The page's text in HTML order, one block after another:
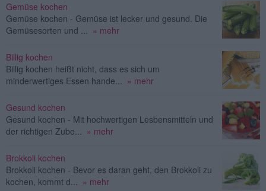
Gemüse kochen
Gemüse kochen - Gemüse ist lecker und gesund. Die
Gemüsesorten und ... » mehr
Billig kochen
Billig kochen heißt nicht, dass es sich um
minderwertiges Essen hande... » mehr
Gesund kochen
Gesund kochen - Mit hochwertigen Lesbensmitteln und
der richtigen Zube... » mehr
Brokkoli kochen
Brokkoli kochen - Bevor es daran geht, den Brokkoli zu
kochen, kommt d... » mehr